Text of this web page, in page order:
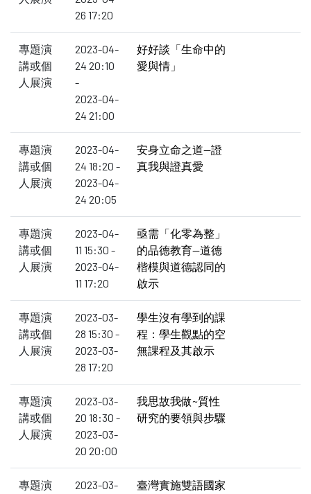
26 17:20
專題演
講或個
人展演
2023-04-
24 20:10
-
2023-04-
24 21:00
好好談「生命中的
愛與情」
專題演
講或個
人展演
2023-04-
24 18:20 -
2023-04-
24 20:05
安身立命之道—證
真我與證真愛
專題演
講或個
人展演
2023-04-
11 15:30 -
2023-04-
11 17:20
亟需「化零為整」
的品德教育—道德
楷模與道德認同的
啟示
專題演
講或個
人展演
2023-03-
28 15:30 -
2023-03-
28 17:20
學生沒有學到的課
程：學生觀點的空
無課程及其啟示
專題演
講或個
人展演
2023-03-
20 18:30 -
2023-03-
20 20:00
我思故我做~質性
研究的要領與步驟
專題演 2023-03- 臺灣實施雙語國家